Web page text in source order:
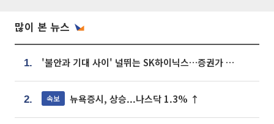
많이 본 뉴스
1. '불안과 기대 사이' 널뛰는 SK하이닉스…증권가 "HBM4·LTA 기반 펀터멘털 견고"
2. 속보 뉴욕증시, 상승...나스닥 1.3% ↑